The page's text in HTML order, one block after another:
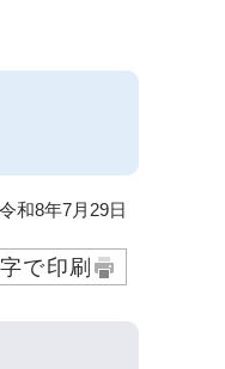
8年7月29日
で印刷